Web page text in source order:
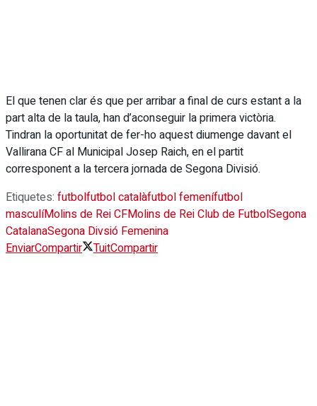
El que tenen clar és que per arribar a final de curs estant a la
part alta de la taula, han d’aconseguir la primera victòria.
Tindran la oportunitat de fer-ho aquest diumenge davant el
Vallirana CF al Municipal Josep Raich, en el partit
corresponent a la tercera jornada de Segona Divisió.
Etiquetes: futbolfutbol catalàfutbol femenífutbol
masculíMolins de Rei CFMolins de Rei Club de FutbolSegona
CatalanaSegona Divsió Femenina
EnviarCompartir TuitCompartir